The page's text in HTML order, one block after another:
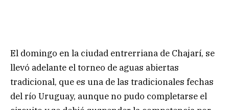
El domingo en la ciudad entrerriana de Chajarí, se
llevó adelante el torneo de aguas abiertas
tradicional, que es una de las tradicionales fechas
del río Uruguay, aunque no pudo completarse el